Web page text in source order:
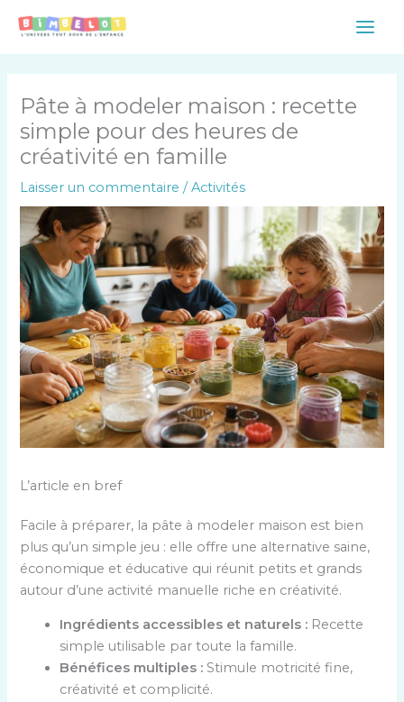
Main
Pâte à modeler maison : recette
simple pour des heures de
créativité en famille
Laisser un commentaire /Activités
L’article en bref
Facile à préparer, la pâte à modeler maison est bien
plus qu’un simple jeu : elle offre une alternative saine,
économique et éducative qui réunit petits et grands
autour d’une activité manuelle riche en créativité.
Ingrédients accessibles et naturels : Recette
simple utilisable par toute la famille.
Bénéfices multiples : Stimule motricité fine,
créativité et complicité.